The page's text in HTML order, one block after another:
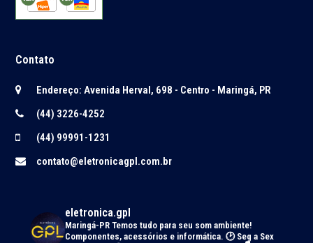
Contato
Endereço: Avenida Herval, 698 - Centro - Maringá, PR
(44) 3226-4252
(44) 99991-1231
contato@eletronicagpl.com.br
eletronica.gpl
Maringá-PRTemos tudo para seu som ambiente!
Componentes, acessórios e informática. 🕑 Seg a Sex